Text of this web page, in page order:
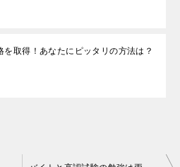
を取得！あなたにピッタリの方法は？